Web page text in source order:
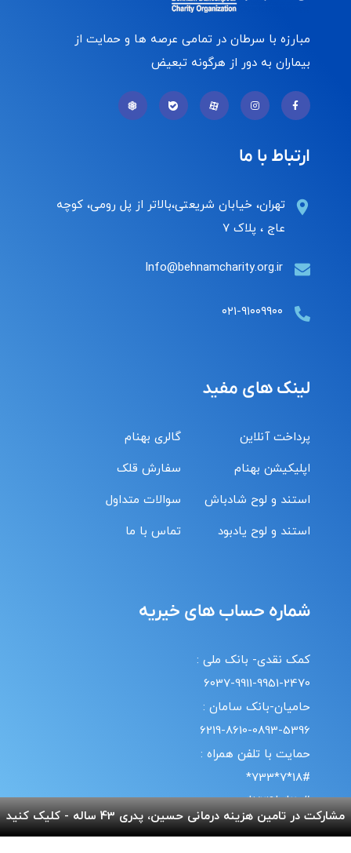
مبارزه با سرطان در تمامی عرصه ها و حمایت از
بیماران به دور از هرگونه تبعیض
ارتباط با ما
تهران، خیابان شریعتی،بالاتر از پل رومی، کوچه
عاج ، پلاک ۷
Info@behnamcharity.org.ir
۰۲۱-۹۱۰۰۹۹۰۰
لینک های مفید
پرداخت آنلاین
اپلیکیشن بهنام
استند و لوح شادباش
استند و لوح یادبود
گالری بهنام
سفارش قلک
سوالات متداول
تماس با ما
شماره حساب های خیریه
کمک نقدی- بانک ملی :
6037-9911-9951-2470
حامیان-بانک سامان :
6219-8610-0893-5396
حمایت با تلفن همراه :
18#*7*733*
20#*0*724*
مشارکت در تامین هزینه درمانی حسین، پدری 43 ساله - کلیک کنید